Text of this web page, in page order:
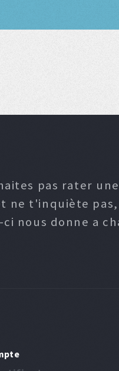
pas rater
ne t'inquiète
nous donne a